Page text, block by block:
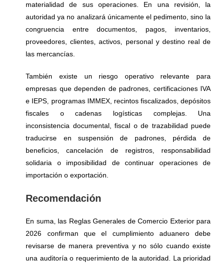
materialidad de sus operaciones. En una revisión, la
autoridad ya no analizará únicamente el pedimento, sino la
congruencia entre documentos, pagos, inventarios,
proveedores, clientes, activos, personal y destino real de
las mercancías.
También existe un riesgo operativo relevante para
empresas que dependen de padrones, certificaciones IVA
e IEPS, programas IMMEX, recintos fiscalizados, depósitos
fiscales o cadenas logísticas complejas. Una
inconsistencia documental, fiscal o de trazabilidad puede
traducirse en suspensión de padrones, pérdida de
beneficios, cancelación de registros, responsabilidad
solidaria o imposibilidad de continuar operaciones de
importación o exportación.
Recomendación
En suma, las Reglas Generales de Comercio Exterior para
2026 confirman que el cumplimiento aduanero debe
revisarse de manera preventiva y no sólo cuando existe
una auditoría o requerimiento de la autoridad. La prioridad